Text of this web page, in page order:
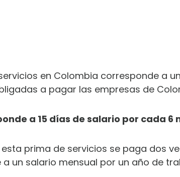
en Colombia corresponde a
a pagar las empresas de
a 15 días de salario por cada 6
esta prima de servicios se paga dos
un salario mensual por un año de